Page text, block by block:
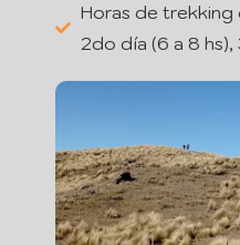
Horas de trekking
2do día (6 a 8 hs),